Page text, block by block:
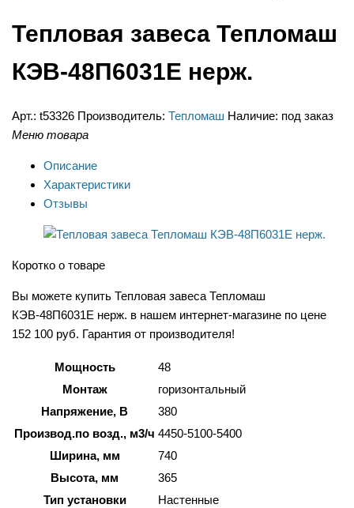
Тепловая завеса Тепломаш
КЭВ-48П6031Е нерж.
Арт.: t53326 Производитель: Тепломаш Наличие: под заказ
Меню товара
Описание
Характеристики
Отзывы
Коротко о товаре
Вы можете купить Тепловая завеса Тепломаш
КЭВ-48П6031Е нерж. в нашем интернет-магазине по цене
152 100 руб. Гарантия от производителя!
Мощность
48
Монтаж
горизонтальный
Напряжение, В
380
Производ.по возд., м3/ч 4450-5100-5400
Ширина, мм
740
Высота, мм
365
Тип установки
Настенные